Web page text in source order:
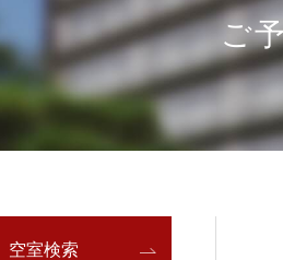
ご
空室検索